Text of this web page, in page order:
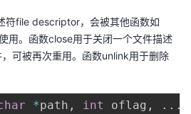
符file descriptor，会被其他函数如
用。函数close用于关闭一个文件描述
可被再次重用。函数unlink用于删除
*path , int oflag , . . .